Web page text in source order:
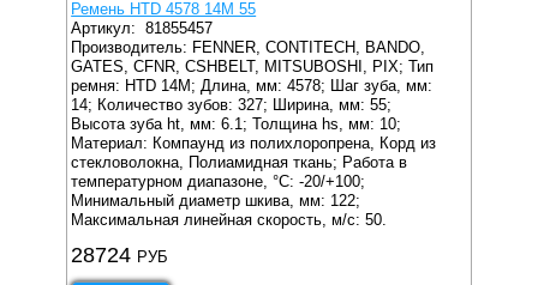
Ремень HTD 4578 14M 55
Артикул:81855457
Производитель: FENNER, CONTITECH, BANDO,
GATES, CFNR, CSHBELT, MITSUBOSHI, PIX; Тип
ремня: HTD 14M; Длина, мм: 4578; Шаг зуба, мм:
14; Количество зубов: 327; Ширина, мм: 55;
Высота зуба ht, мм: 6.1; Толщина hs, мм: 10;
Материал: Компаунд из полихлоропрена, Корд из
стекловолокна, Полиамидная ткань; Работа в
температурном диапазоне, °C: -20/+100;
Минимальный диаметр шкива, мм: 122;
Максимальная линейная скорость, м/с: 50.
28724 РУБ